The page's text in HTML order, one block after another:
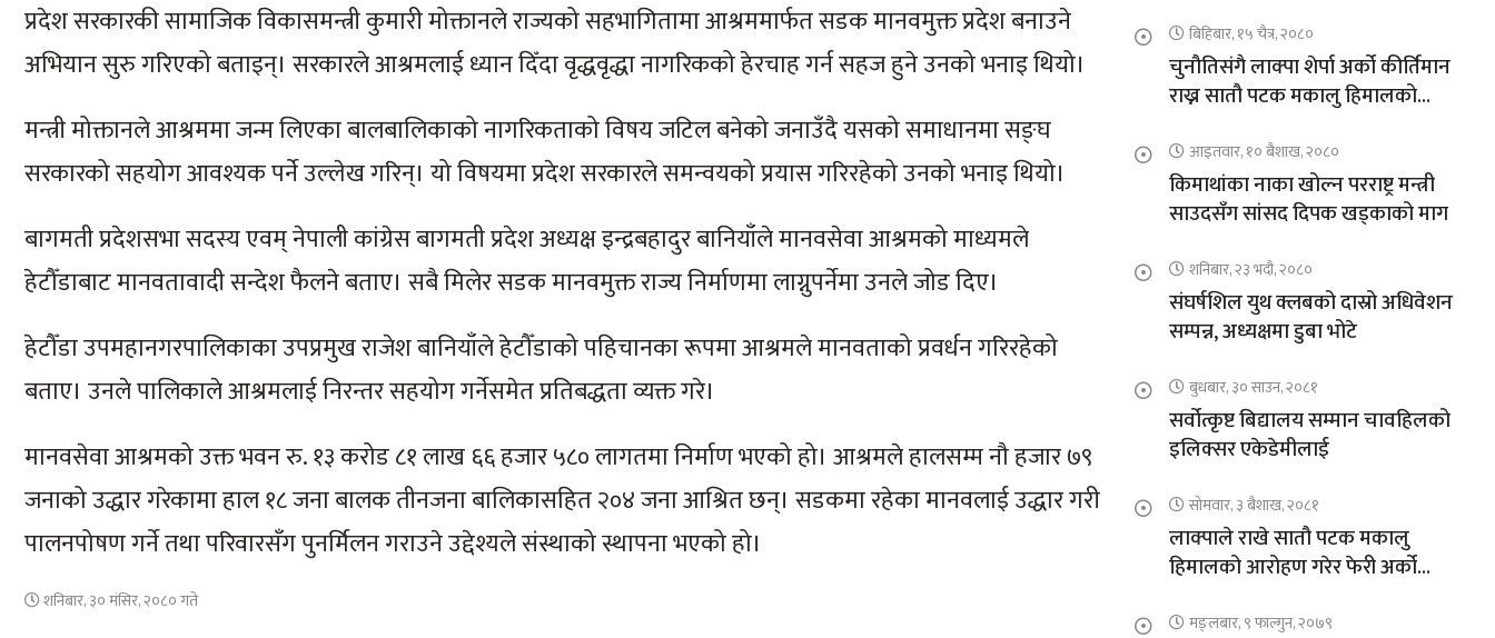
प्रदेश सरकारकी सामाजिक विकासमन्त्री कुमारी मोक्तानले राज्यको सहभागितामा आश्रममार्फत सडक मानवमुक्त प्रदेश बनाउने
अभियान सुरु गरिएको बताइन्। सरकारले आश्रमलाई ध्यान दिँदा वृद्धवृद्धा नागरिकको हेरचाह गर्न सहज हुने उनको भनाइ थियो।
मन्त्री मोक्तानले आश्रममा जन्म लिएका बालबालिकाको नागरिकताको विषय जटिल बनेको जनाउँदै यसको समाधानमा सङ्घ
सरकारको सहयोग आवश्यक पर्ने उल्लेख गरिन्। यो विषयमा प्रदेश सरकारले समन्वयको प्रयास गरिरहेको उनको भनाइ थियो।
बागमती प्रदेशसभा सदस्य एवम् नेपाली कांग्रेस बागमती प्रदेश अध्यक्ष इन्द्रबहादुर बानियाँले मानवसेवा आश्रमको माध्यमले
हेटौँडाबाट मानवतावादी सन्देश फैलने बताए। सबै मिलेर सडक मानवमुक्त राज्य निर्माणमा लाग्नुपर्नेमा उनले जोड दिए।
हेटौँडा उपमहानगरपालिकाका उपप्रमुख राजेश बानियाँले हेटौँडाको पहिचानका रूपमा आश्रमले मानवताको प्रवर्धन गरिरहेको
बताए। उनले पालिकाले आश्रमलाई निरन्तर सहयोग गर्नेसमेत प्रतिबद्धता व्यक्त गरे।
मानवसेवा आश्रमको उक्त भवन रु. १३ करोड ८१ लाख ६६ हजार ५८० लागतमा निर्माण भएको हो। आश्रमले हालसम्म नौ हजार ७९
जनाको उद्धार गरेकामा हाल १८ जना बालक तीनजना बालिकासहित २०४ जना आश्रित छन्। सडकमा रहेका मानवलाई उद्धार गरी
पालनपोषण गर्ने तथा परिवारसँग पुनर्मिलन गराउने उद्देश्यले संस्थाको स्थापना भएको हो।
शनिबार, ३० मंसिर, २०८० गते
बिहिबार, १५ चैत्र, २०८०
चुनौतिसंगै लाक्पा शेर्पा अर्को कीर्तिमान
राख्न सातौ पटक मकालु हिमालको
आइतवार, १० बैशाख, २०८०
किमाथांका नाका खोल्न परराष्ट्र मन्त्री
साउदसँग सांसद दिपक खड्काको माग
शनिबार, २३ भदौ, २०८०
संघर्षशिल युथ क्लबको दास्रो अधिवेशन
सम्पन्न, अध्यक्षमा डुबा भोटे
बुधबार, ३० साउन, २०८१
सर्वोत्कृष्ट बिद्यालय सम्मान चावहिलको
इलिक्सर एकेडेमीलाई
सोमवार, ३ बैशाख, २०८१
लाक्पाले राखे सातौ पटक मकालु
हिमालको आरोहण गरेर फेरी अर्को
मङ्लबार, ९ फाल्गुन, २०७९